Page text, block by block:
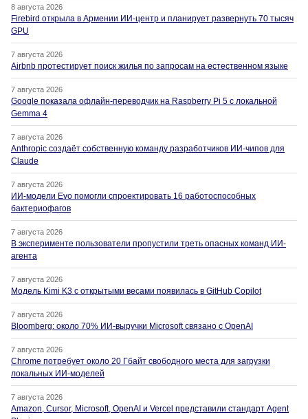
8 августа 2026
Firebird открыла в Армении ИИ-центр и планирует развернуть 70 тысяч
GPU
7 августа 2026
Airbnb протестирует поиск жилья по запросам на естественном языке
7 августа 2026
Google показала офлайн-переводчик на Raspberry Pi 5 с локальной
Gemma 4
7 августа 2026
Anthropic создаёт собственную команду разработчиков ИИ-чипов для
Claude
7 августа 2026
ИИ-модели Evo помогли спроектировать 16 работоспособных
бактериофагов
7 августа 2026
В эксперименте пользователи пропустили треть опасных команд ИИ-
агента
7 августа 2026
Модель Kimi K3 с открытыми весами появилась в GitHub Copilot
7 августа 2026
Bloomberg: около 70% ИИ-выручки Microsoft связано с OpenAI
7 августа 2026
Chrome потребует около 20 Гбайт свободного места для загрузки
локальных ИИ-моделей
7 августа 2026
Amazon, Cursor, Microsoft, OpenAI и Vercel представили стандарт Agent